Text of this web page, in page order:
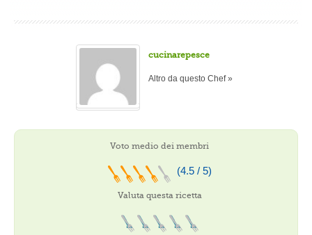
cucinarepesce
Altro da questo Chef »
Voto medio dei membri
(4.5 / 5)
Valuta questa ricetta